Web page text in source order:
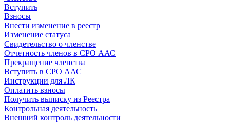
Вступить
Взносы
Внести изменение в реестр
Изменение статуса
Свидетельство о членстве
Отчетность членов в СРО ААС
Прекращение членства
Вступить в СРО ААС
Инструкции для ЛК
Оплатить взносы
Получить выписку из Реестра
Контрольная деятельность
Внешний контроль деятельности